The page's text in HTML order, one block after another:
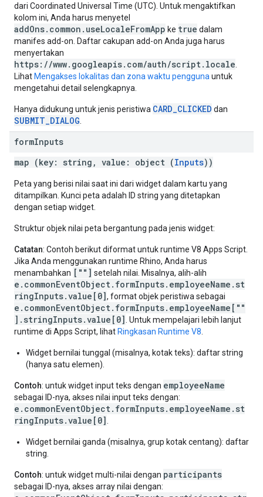
dari Coordinated Universal Time (UTC). Untuk mengaktifkan
kolom ini, Anda harus menyetel
addOns.common.useLocaleFromApp ke true dalam
manifes add-on. Daftar cakupan add-on Anda juga harus
menyertakan
https://www.googleapis.com/auth/script.locale
Lihat Mengakses lokalitas dan zona waktu pengguna untuk
mengetahui detail selengkapnya.
Hanya didukung untuk jenis peristiwa CARD_CLICKED dan
SUBMIT_DIALOG
formInputs
map (key: string, value: object (Inputs))
Peta yang berisi nilai saat ini dari widget dalam kartu yang
ditampilkan. Kunci peta adalah ID string yang ditetapkan
dengan setiap widget.
Struktur objek nilai peta bergantung pada jenis widget:
Catatan: Contoh berikut diformat untuk runtime V8 Apps Script.
Jika Anda menggunakan runtime Rhino, Anda harus
menambahkan [""] setelah nilai. Misalnya, alih-alih
e.commonEventObject.formInputs.employeeName.st
ringInputs.value[0], format objek peristiwa sebagai
e.commonEventObject.formInputs.employeeName[""
].stringInputs.value[0] . Untuk mempelajari lebih lanjut
runtime di Apps Script, lihat Ringkasan Runtime V8
Widget bernilai tunggal (misalnya, kotak teks): daftar string
(hanya satu elemen).
Contoh: untuk widget input teks dengan employeeName
sebagai ID-nya, akses nilai input teks dengan:
e.commonEventObject.formInputs.employeeName.st
ringInputs.value[0]
Widget bernilai ganda (misalnya, grup kotak centang): daftar
string.
Contoh: untuk widget multi-nilai dengan participants
sebagai ID-nya, akses array nilai dengan: